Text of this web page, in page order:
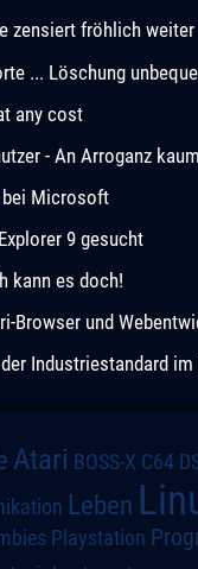
zensiert fröhlich weiter
... Löschung
any cost
- An Arroganz
bei Microsoft
9 gesucht
kann es doch!
Browser und
Industriestandard im
Atari BOSS-X C64
Leben
Playstation